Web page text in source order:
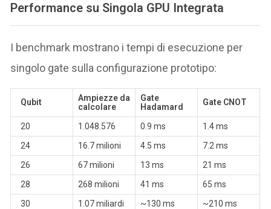
Performance su Singola GPU Integrata
I benchmark mostrano i tempi di esecuzione per
singolo gate sulla configurazione prototipo:
Qubit
Ampiezze da
calcolare
Gate
Hadamard
Gate CNOT
20 1.048.576 0.9 ms
1.4 ms
24
16.7 milioni 4.5 ms
7.2 ms
26
67 milioni 13 ms
21 ms
28
268 milioni 41 ms
65 ms
30
1.07 miliardi ~130 ms ~210 ms